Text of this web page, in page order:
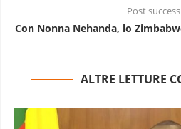
Post
Con Nonna Nehanda, lo
ALTRE LETTURE